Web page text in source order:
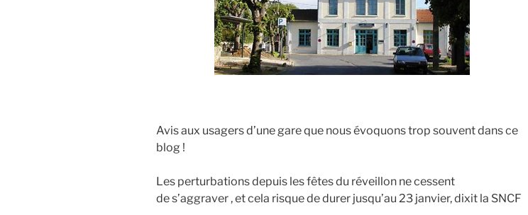
Avis aux usagers d’une gare que nous évoquons trop souvent dans ce
blog !
Les perturbations depuis les fêtes du réveillon ne cessent
de s’aggraver , et cela risque de durer jusqu’au 23 janvier, dixit la SNCF